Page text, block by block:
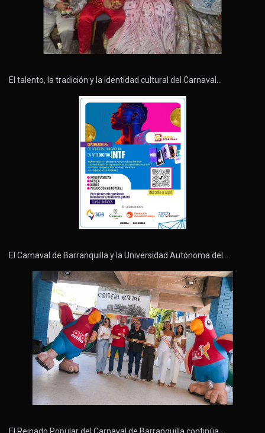
El talento, la tradición y la identidad cultural del Carnaval…
El Carnaval de Barranquilla y la Universidad Autónoma del…